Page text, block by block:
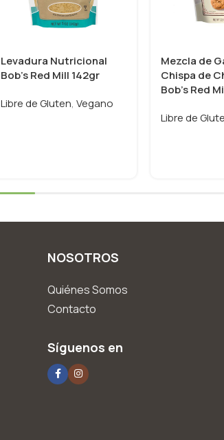
Levadura Nutricional
Bob’s Red Mill 142gr
Libre de Gluten, Vegano
Mezcla de
Chispa de
Bob’s Red
Libre de
NOSOTROS
Quiénes Somos
Contacto
Síguenos en